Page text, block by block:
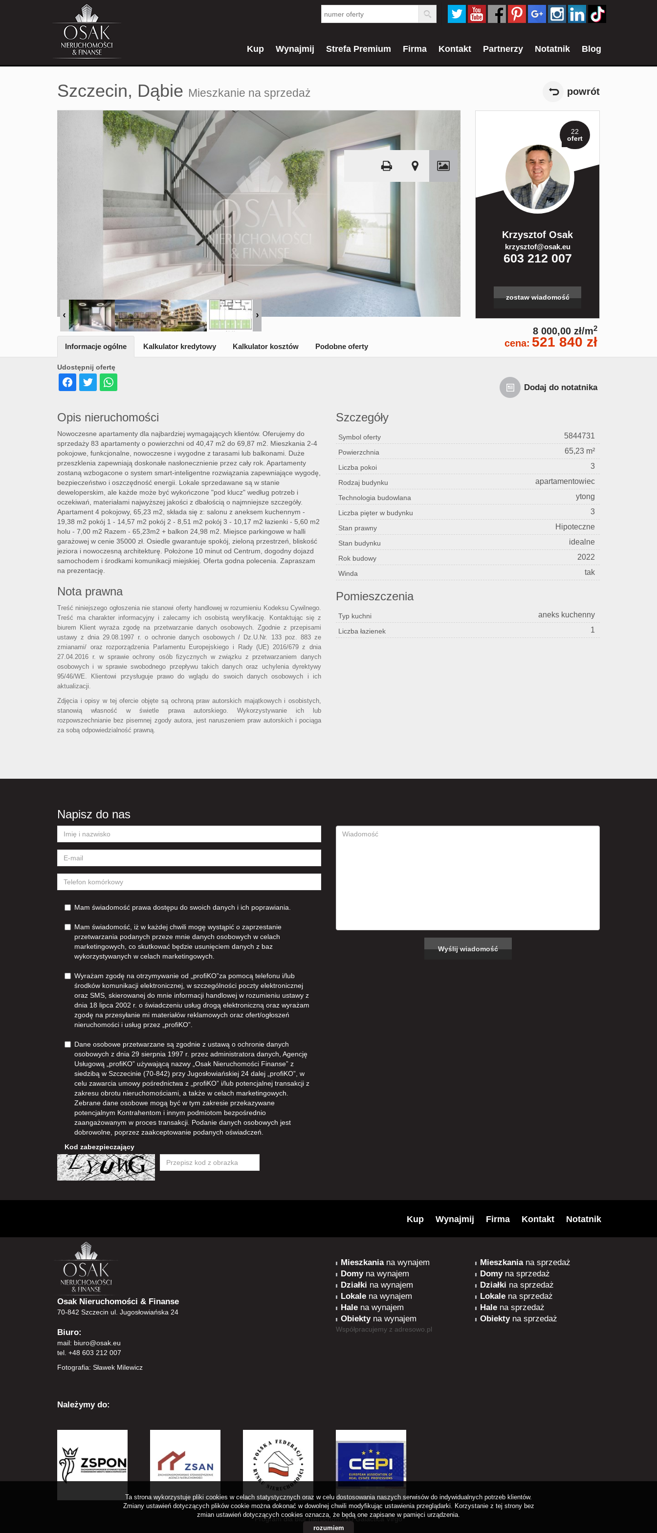
Kup Wynajmij Strefa Premium Firma Kontakt Partnerzy Notatnik Blog
Szczecin, Dąbie Mieszkanie na sprzedaż powrót
22
ofert
Krzysztof Osak
krzysztof@osak.eu
603 212 007
zostaw wiadomość
8 000,00 zł/m2
cena: 521 840 zł
Dodaj do notatnika
Udostępnij ofertę
Informacje ogólne Kalkulator kredytowy Kalkulator kosztów Podobne oferty
Opis nieruchomości
Nowoczesne apartamenty dla najbardziej wymagających klientów. Oferujemy do
sprzedaży 83 apartamenty o powierzchni od 40,47 m2 do 69,87 m2. Mieszkania 2-4
pokojowe, funkcjonalne, nowoczesne i wygodne z tarasami lub balkonami. Duże
przeszklenia zapewniają doskonałe nasłonecznienie przez cały rok. Apartamenty
zostaną wzbogacone o system smart-inteligentne rozwiązania zapewniające wygodę,
bezpieczeństwo i oszczędność energii. Lokale sprzedawane są w stanie
deweloperskim, ale każde może być wykończone "pod klucz" według potrzeb i
oczekiwań, materiałami najwyższej jakości z dbałością o najmniejsze szczegóły.
Apartament 4 pokojowy, 65,23 m2, składa się z: salonu z aneksem kuchennym -
19,38 m2 pokój 1 - 14,57 m2 pokój 2 - 8,51 m2 pokój 3 - 10,17 m2 łazienki - 5,60 m2
holu - 7,00 m2 Razem - 65,23m2 + balkon 24,98 m2. Miejsce parkingowe w halli
garażowej w cenie 35000 zł. Osiedle gwarantuje spokój, zieloną przestrzeń, bliskość
jeziora i nowoczesną architekturę. Położone 10 minut od Centrum, dogodny dojazd
samochodem i środkami komunikacji miejskiej. Oferta godna polecenia. Zapraszam
na prezentację.
Nota prawna
Treść niniejszego ogłoszenia nie stanowi oferty handlowej w rozumieniu Kodeksu Cywilnego.
Treść ma charakter informacyjny i zalecamy ich osobistą weryfikację. Kontaktując się z
biurem Klient wyraża zgodę na przetwarzanie danych osobowych. Zgodnie z przepisami
ustawy z dnia 29.08.1997 r. o ochronie danych osobowych / Dz.U.Nr. 133 poz. 883 ze
zmianami/ oraz rozporządzenia Parlamentu Europejskiego i Rady (UE) 2016/679 z dnia
27.04.2016 r. w sprawie ochrony osób fizycznych w związku z przetwarzaniem danych
osobowych i w sprawie swobodnego przepływu takich danych oraz uchylenia dyrektywy
95/46/WE. Klientowi przysługuje prawo do wglądu do swoich danych osobowych i ich
aktualizacji.
Zdjęcia i opisy w tej ofercie objęte są ochroną praw autorskich majątkowych i osobistych,
stanowią własność w świetle prawa autorskiego. Wykorzystywanie ich lub
rozpowszechnianie bez pisemnej zgody autora, jest naruszeniem praw autorskich i pociąga
za sobą odpowiedzialność prawną.
Szczegóły
Symbol oferty 5844731
Powierzchnia 65,23 m²
Liczba pokoi 3
Rodzaj budynku apartamentowiec
Technologia budowlana ytong
Liczba pięter w budynku 3
Stan prawny Hipoteczne
Stan budynku idealne
Rok budowy 2022
Winda tak
Pomieszczenia
Typ kuchni aneks kuchenny
Liczba łazienek 1
Napisz do nas
Mam świadomość prawa dostępu do swoich danych i ich poprawiania.
Mam świadomość, iż w każdej chwili mogę wystąpić o zaprzestanie
przetwarzania podanych przeze mnie danych osobowych w celach
marketingowych, co skutkować będzie usunięciem danych z baz
wykorzystywanych w celach marketingowych.
Wyrażam zgodę na otrzymywanie od „profiKO”za pomocą telefonu i/lub
środków komunikacji elektronicznej, w szczególności poczty elektronicznej
oraz SMS, skierowanej do mnie informacji handlowej w rozumieniu ustawy z
dnia 18 lipca 2002 r. o świadczeniu usług drogą elektroniczną oraz wyrażam
zgodę na przesyłanie mi materiałów reklamowych oraz ofert/ogłoszeń
nieruchomości i usług przez „profiKO”.
Dane osobowe przetwarzane są zgodnie z ustawą o ochronie danych
osobowych z dnia 29 sierpnia 1997 r. przez administratora danych, Agencję
Usługową „profiKO” używającą nazwy „Osak Nieruchomości Finanse” z
siedzibą w Szczecinie (70-842) przy Jugosłowiańskiej 24 dalej „profiKO”, w
celu zawarcia umowy pośrednictwa z „profiKO” i/lub potencjalnej transakcji z
zakresu obrotu nieruchomościami, a także w celach marketingowych.
Zebrane dane osobowe mogą być w tym zakresie przekazywane
potencjalnym Kontrahentom i innym podmiotom bezpośrednio
zaangażowanym w proces transakcji. Podanie danych osobowych jest
dobrowolne, poprzez zaakceptowanie podanych oświadczeń.
Kod zabezpieczający
Kup Wynajmij Firma Kontakt Notatnik
Osak Nieruchomości & Finanse
70-842 Szczecin ul. Jugosłowiańska 24
Biuro:
mail: biuro@osak.eu
tel. +48 603 212 007
Fotografia: Sławek Milewicz
Mieszkaniana wynajem
Domyna wynajem
Działki na wynajem
Lokale na wynajem
Hale na wynajem
Obiektyna wynajem
Współpracujemy z adresowo.pl
Mieszkaniana sprzedaż
Domyna sprzedaż
Działki na sprzedaż
Lokale na sprzedaż
Hale na sprzedaż
Obiektyna sprzedaż
Należymy do:
Program dla biur nieruchomościGalactica Virgo
Ta strona wykorzystuje pliki cookies w celach statystycznych oraz w celu dostosowania naszych serwisów do indywidualnych potrzeb klientów.
Zmiany ustawień dotyczących plików cookie można dokonać w dowolnej chwili modyfikując ustawienia przeglądarki. Korzystanie z tej strony bez
zmian ustawień dotyczących cookies oznacza, że będą one zapisane w pamięci urządzenia.
rozumiem